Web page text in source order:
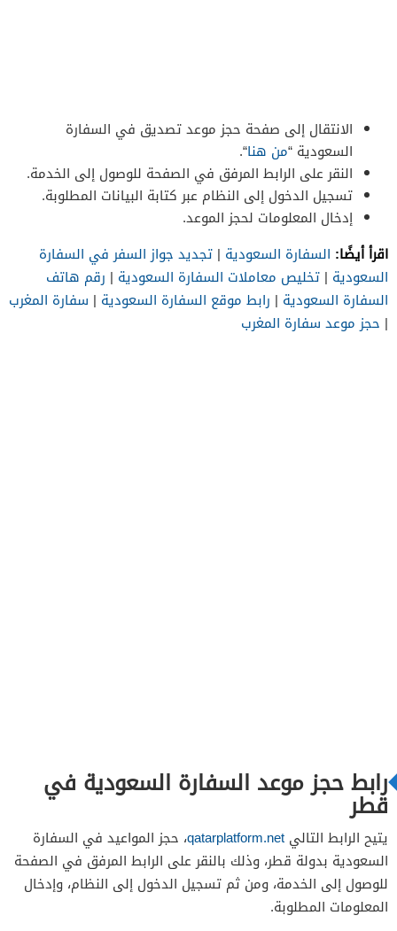
الانتقال إلى صفحة حجز موعد تصديق في السفارة
السعودية “من هنا“.
النقر على الرابط المرفق في الصفحة للوصول إلى الخدمة.
تسجيل الدخول إلى النظام عبر كتابة البيانات المطلوبة.
إدخال المعلومات لحجز الموعد.
اقرأ أيضًا: السفارة السعودية | تجديد جواز السفر في السفارة
السعودية | تخليص معاملات السفارة السعودية | رقم هاتف
السفارة السعودية | رابط موقع السفارة السعودية | سفارة المغرب
| حجز موعد سفارة المغرب
رابط حجز موعد السفارة السعودية في
قطر
يتيح الرابط التالي qatarplatform.net، حجز المواعيد في السفارة
السعودية بدولة قطر، وذلك بالنقر على الرابط المرفق في الصفحة
للوصول إلى الخدمة، ومن ثم تسجيل الدخول إلى النظام، وإدخال
المعلومات المطلوبة.